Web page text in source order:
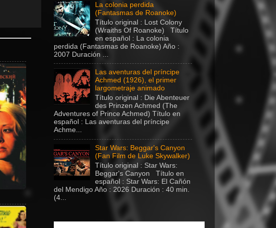
La colonia perdida
(Fantasmas de Roanoke)
Título original : Lost Colony
(Wraiths Of Roanoke) Título
en español : La colonia
perdida (Fantasmas de Roanoke) Año :
2007 Duración ...
Las aventuras del príncipe
Achmed (1926), el primer
largometraje animado
Título original : Die Abenteuer
des Prinzen Achmed (The
Adventures of Prince Achmed) Título en
español : Las aventuras del príncipe
Achme...
Star Wars: Beggar's Canyon
(Fan Film de Luke Skywalker)
Título original : Star Wars:
Beggar's Canyon Título en
español : Star Wars: El Cañón
del Mendigo Año : 2026 Duración : 40 min.
(4...